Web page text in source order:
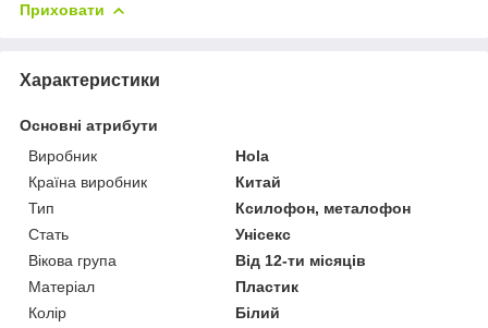
Приховати
Характеристики
Основні атрибути
Виробник
Hola
Країна виробник
Китай
Тип
Ксилофон, металофон
Стать
Унісекс
Вікова група
Від 12-ти місяців
Матеріал
Пластик
Колір
Білий